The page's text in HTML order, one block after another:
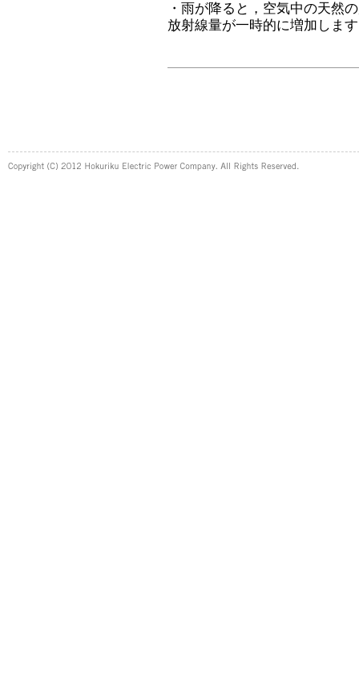
・雨が降ると，空気中の天然
放射線量が一時的に増加しま